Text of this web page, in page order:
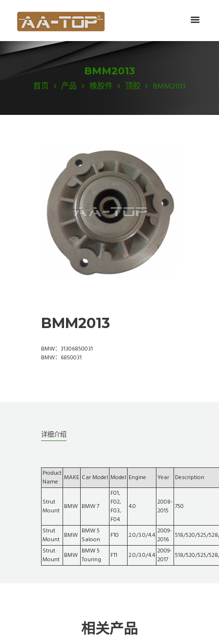
BMM2013
首页 产品 橡胶件 顶胶 BMM2013
BMM2013
BMW：31306850031
BMW：6850031
详细介绍
Product
Name
MAKE Car Model Model Engine Year Description
Strut
Mount BMW BMW 7
F01,
F02,
F03,
F04
4.0
2008-
2015
750
Strut
Mount BMW BMW 5
Saloon
F10 2.0/3.0/4.4 2009-
2016
518/520/525/
Strut
Mount BMW BMW 5
Touring
F11 2.0/3.0/4.4 2009-
2017
518/520/525/
相关产品